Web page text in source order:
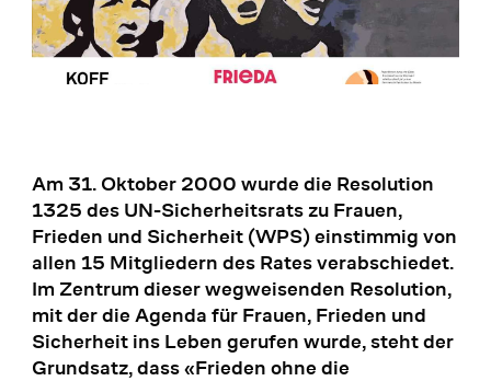
Am 31. Oktober 2000 wurde die Resolution
1325 des UN-Sicherheitsrats zu Frauen,
Frieden und Sicherheit (WPS) einstimmig von
allen 15 Mitgliedern des Rates verabschiedet.
Im Zentrum dieser wegweisenden Resolution,
mit der die Agenda für Frauen, Frieden und
Sicherheit ins Leben gerufen wurde, steht der
Grundsatz, dass «Frieden ohne die